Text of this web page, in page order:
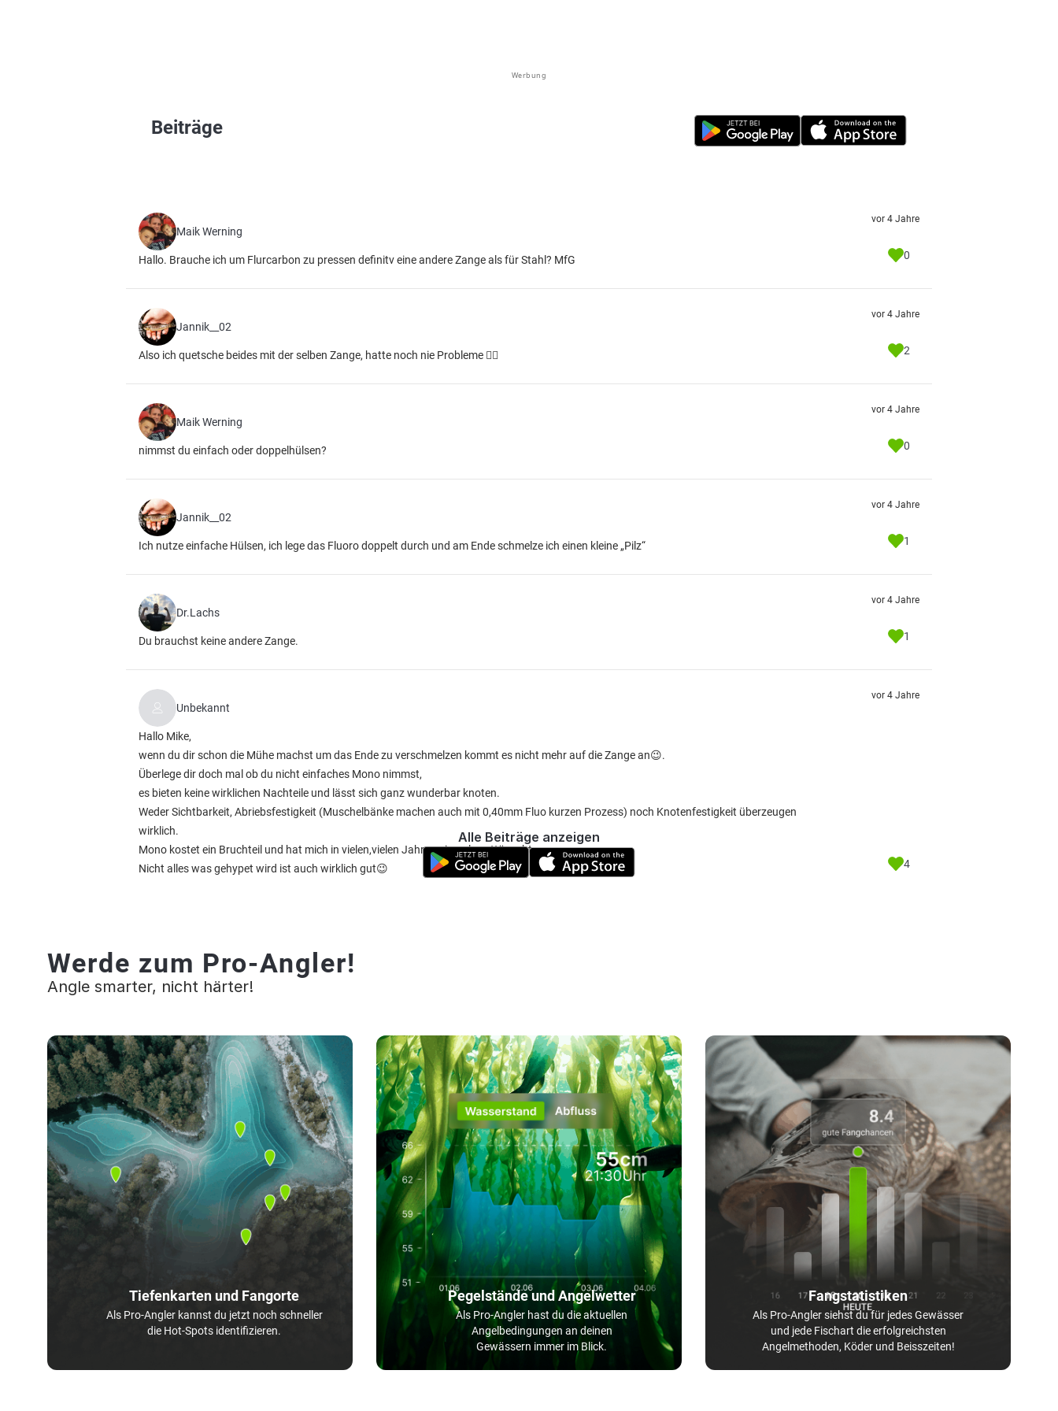
Werbung
Beiträge
Maik Werning
Hallo. Brauche ich um Flurcarbon zu pressen definitv eine andere Zange als für Stahl? MfG
vor 4 Jahre
0
Jannik__02
Also ich quetsche beides mit der selben Zange, hatte noch nie Probleme 👍🏻
vor 4 Jahre
2
Maik Werning
nimmst du einfach oder doppelhülsen?
vor 4 Jahre
0
Jannik__02
Ich nutze einfache Hülsen, ich lege das Fluoro doppelt durch und am Ende schmelze ich einen kleine „Pilz“
vor 4 Jahre
1
Dr.Lachs
Du brauchst keine andere Zange.
vor 4 Jahre
1
Unbekannt
Hallo Mike,
wenn du dir schon die Mühe machst um das Ende zu verschmelzen kommt es nicht mehr auf die Zange an😉.
Überlege dir doch mal ob du nicht einfaches Mono nimmst,
es bieten keine wirklichen Nachteile und lässt sich ganz wunderbar knoten.
Weder Sichtbarkeit, Abriebsfestigkeit (Muschelbänke machen auch mit 0,40mm Fluo kurzen Prozess) noch Knotenfestigkeit überzeugen
wirklich.
Mono kostet ein Bruchteil und hat mich in vielen,vielen Jahren niemals enttäuscht.
Nicht alles was gehypet wird ist auch wirklich gut😉
vor 4 Jahre
4
Alle Beiträge anzeigen
Werde zum Pro-Angler!
Angle smarter, nicht härter!
Tiefenkarten und Fangorte
Als Pro-Angler kannst du jetzt noch schneller
die Hot-Spots identifizieren.
Pegelstände und Angelwetter
Als Pro-Angler hast du die aktuellen
Angelbedingungen an deinen
Gewässern immer im Blick.
Fangstatistiken
Als Pro-Angler siehst du für jedes Gewässer
und jede Fischart die erfolgreichsten
Angelmethoden, Köder und Beisszeiten!